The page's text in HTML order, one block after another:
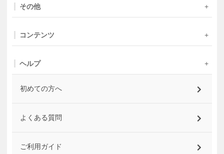
その他
コンテンツ
ヘルプ
初めての方へ
よくある質問
ご利用ガイド